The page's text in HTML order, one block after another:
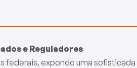
e Reguladores
federais, expondo uma sofisticada